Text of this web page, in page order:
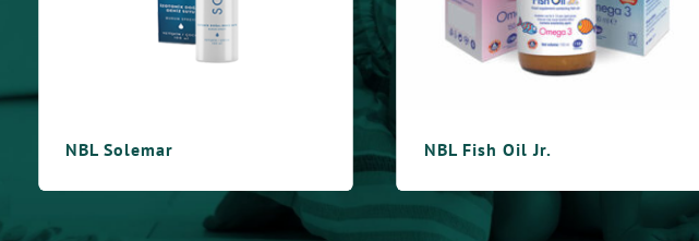
NBL Fish Oil Jr. NBL Pregna Formula